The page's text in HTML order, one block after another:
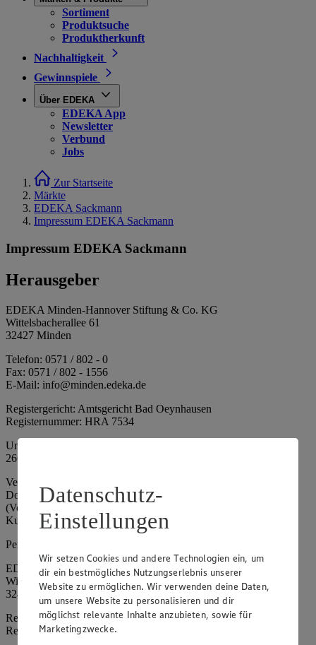
Sortiment
Produktsuche
Produktherkunft
Nachhaltigkeit
Gewinnspiele
Über EDEKA
EDEKA App
Newsletter
Verbund
Jobs
Zur Startseite
Märkte
EDEKA Sackmann
Impressum EDEKA Sackmann
Impressum EDEKA Sackmann
Herausgeber
EDEKA Minden-Hannover Stiftung & Co. KG
Wittelsbacherallee 61
32427 Minden
Telefon: 0571 / 802 - 0
Fax: 0571 / 802 - 1556
E-Mail: info@minden.edeka.de
Registergericht: Amtsgericht Bad Oeynhausen
Registernummer: HRA 7534
Umsatzsteuer-Identifikationsnummer gem. § 27a UStG: DE
266067317
Vertretungsberechtigte: Mark Rosenkranz (Sprecher), Eileen
Dominique Klingsiek (Vorstandsmitglied), Ulf-U. Plath
(Vorstandsmitglied), Stephan Wohler (Vorstandsmitglied), Marc
Kuhlmann (Aufsichtsratsvorsitzender)
Persönlich haftende Gesellschafterin:
EDEKA Minden-Hannover Holding GmbH
Wittelsbacherallee 61
32427 Minden
Registergericht: Amtsgericht Bad Oeynhausen
Registernummer: HRB 4086
Datenschutz-
Einstellungen
Wir setzen Cookies und andere Technologien ein, um
dir ein bestmögliches Nutzungserlebnis unserer
Website zu ermöglichen. Wir verwenden deine Daten,
um unsere Website zu personalisieren und dir
möglichst relevante Inhalte anzubieten, sowie für
Marketingzwecke.